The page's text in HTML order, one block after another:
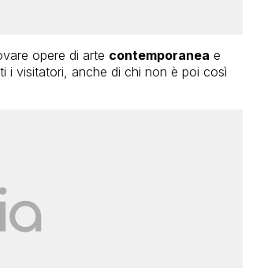
opere di arte contemporanea e
i visitatori, anche di chi non è poi così